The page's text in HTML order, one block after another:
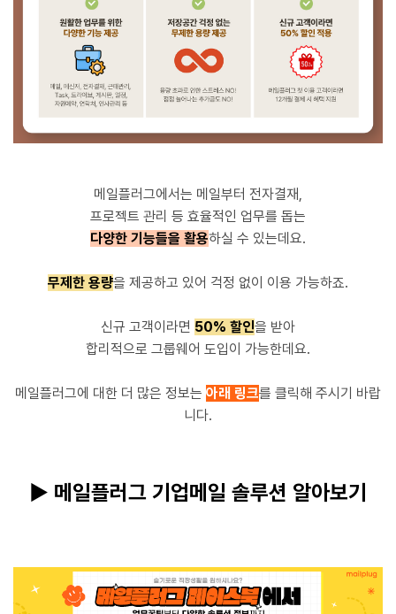
메일플러그에서는 메일부터 전자결재,
프로젝트 관리 등 효율적인 업무를 돕는
다양한 기능들을 활용하실 수 있는데요.
무제한 용량을 제공하고 있어 걱정 없이 이용 가능하죠.
신규 고객이라면 50% 할인을 받아
합리적으로 그룹웨어 도입이 가능한데요.
메일플러그에 대한 더 많은 정보는 아래 링크를 클릭해 주시기 바랍
니다.
▶ 메일플러그 기업메일 솔루션 알아보기